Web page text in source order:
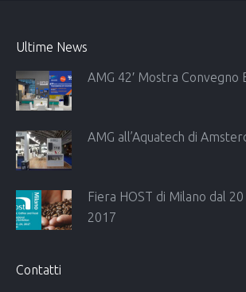
Ultime News
AMG 42′ Mostra
AMG all’Aquatech di
Fiera HOST di Milano dal
2017
Contatti